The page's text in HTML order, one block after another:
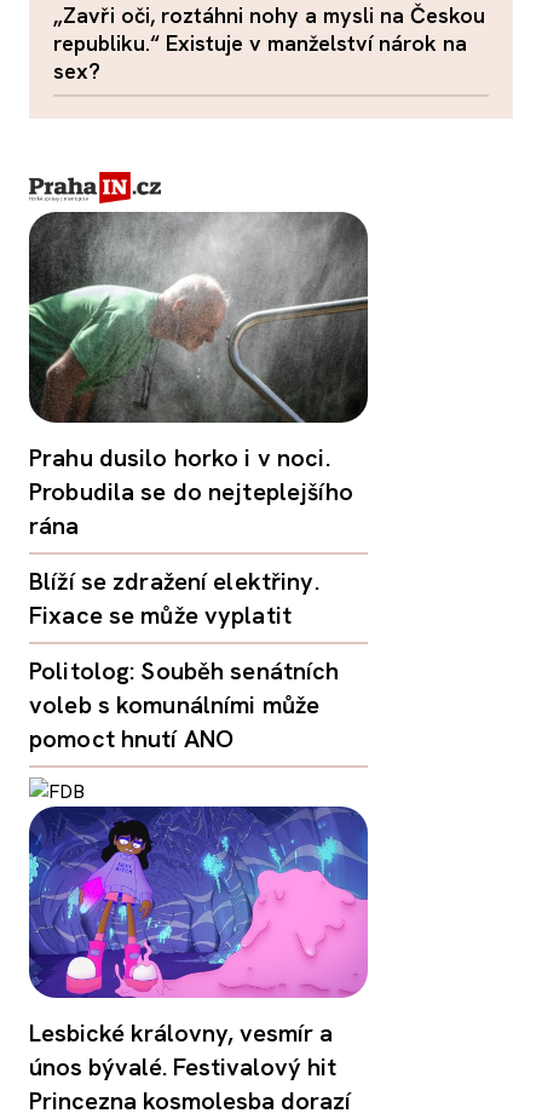
„Zavři oči, roztáhni nohy a mysli na Českou
republiku.“ Existuje v manželství nárok na
sex?
Prahu dusilo horko i v noci.
Probudila se do nejteplejšího
rána
Blíží se zdražení elektřiny.
Fixace se může vyplatit
Politolog: Souběh senátních
voleb s komunálními může
pomoct hnutí ANO
Lesbické královny, vesmír a
únos bývalé. Festivalový hit
Princezna kosmolesba dorazí